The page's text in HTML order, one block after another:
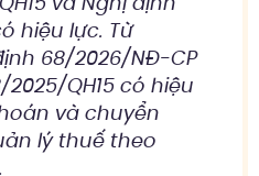
hiệu lực. Từ
68/2026/NĐ-CP
QH15 có hiệu
và chuyển
lý thuế theo